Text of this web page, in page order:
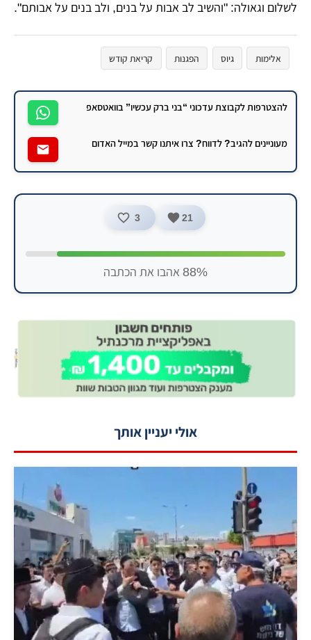
לשלום וגאולה: "והשיב לב אבות על בנים, ולב בנים על אבותם".
אלימות גיוס הפגנות קריאת קודש
להצטרפות לקבוצת עדכוני “בני ברק עכשיו” בוואטסאפ
מעוניינים להגיב? לדווח? צרו איתנו קשר במייל האדום
21
3
88% אהבו את הכתבה
אולי יעניין אותך